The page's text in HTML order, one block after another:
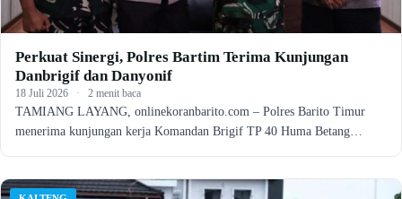
Perkuat Sinergi, Polres Bartim Terima Kunjungan
Danbrigif dan Danyonif
18 Juli 2026 · 2 menit baca
TAMIANG LAYANG, onlinekoranbarito.com – Polres Barito Timur
menerima kunjungan kerja Komandan Brigif TP 40 Huma Betang…